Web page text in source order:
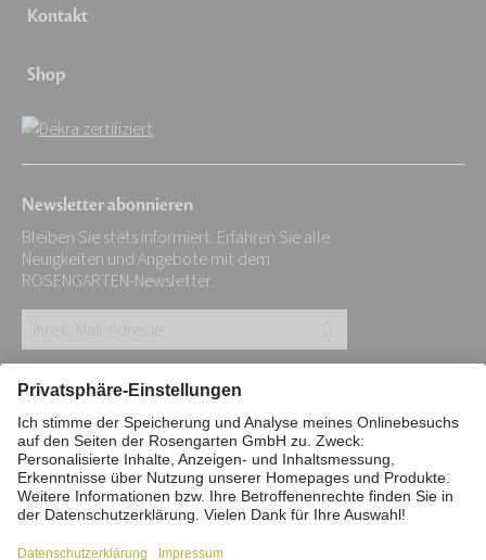
Kontakt
Shop
Newsletter abonnieren
Bleiben Sie stets informiert. Erfahren Sie alle
Neuigkeiten und Angebote mit dem
ROSENGARTEN-Newsletter.
E-
Mail-
Adresse:
*
Impressum Datenschutz
Stiftung
Interne Meldestelle
Zahlungsmittel
Barrierefreiheitserklärung
Vertrag widerrufen